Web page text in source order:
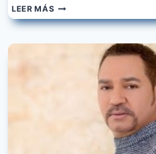
LEER MÁSFRANK
REYES
–